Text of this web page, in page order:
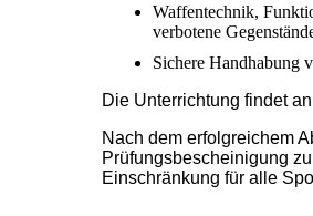
Waffentechnik,
verbotene
Sichere Handhabung
Die Unterrichtung findet
Nach dem erfolgreichem
Prüfungsbescheinigung
Einschränkung für alle